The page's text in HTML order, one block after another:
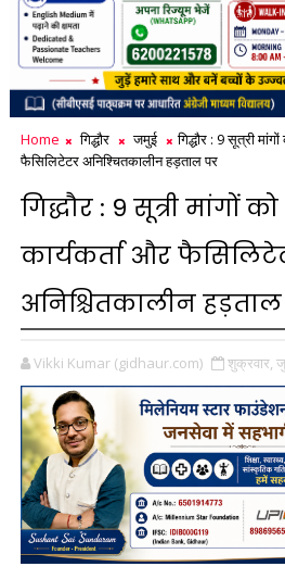
Home गिद्धौर जमुई
गिद्धौर : 9 सूत्री
फैसिलिटेटर अनिश्चितकालीन हड़ताल पर
गिद्धौर : 9 सूत्री मांगों
कार्यकर्ता और
अनिश्चितकालीन
Vikki Kumar (gidhaur.com) शुक्रवार,